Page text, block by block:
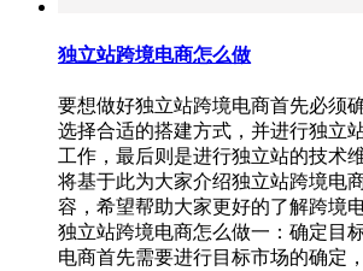
独立站跨境电商怎么做
要想做好独立站跨境电商首先必须
选择合适的搭建方式，并进行独立
工作，最后则是进行独立站的技术
将基于此为大家介绍独立站跨境电
容，希望帮助大家更好的了解跨境
独立站跨境电商怎么做一：确定目
电商首先需要进行目标市场的确定